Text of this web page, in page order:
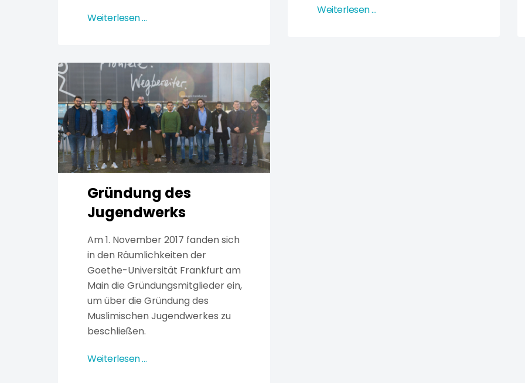
Weiterlesen …
Weiterlesen …
Gründung des
Jugendwerks
Am 1. November 2017 fanden sich
in den Räumlichkeiten der
Goethe-Universität Frankfurt am
Main die Gründungsmitglieder ein,
um über die Gründung des
Muslimischen Jugendwerkes zu
beschließen.
Weiterlesen …